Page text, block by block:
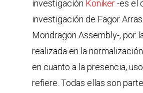
investigación Koniker-es el
investigación de Fagor
Mondragon Assembly-, por
realizada en la
en cuanto a la presencia,
refiere. Todas ellas son